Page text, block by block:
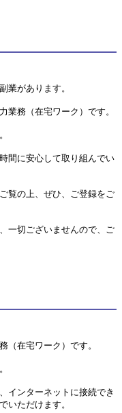
業があります。
務（在宅ワーク）です。
間に安心して取り組んでい
覧の上、ぜひ、ご登録をご
一切ございませんので、ご
在宅ワーク）です。
インターネットに接続でき
いただけます。